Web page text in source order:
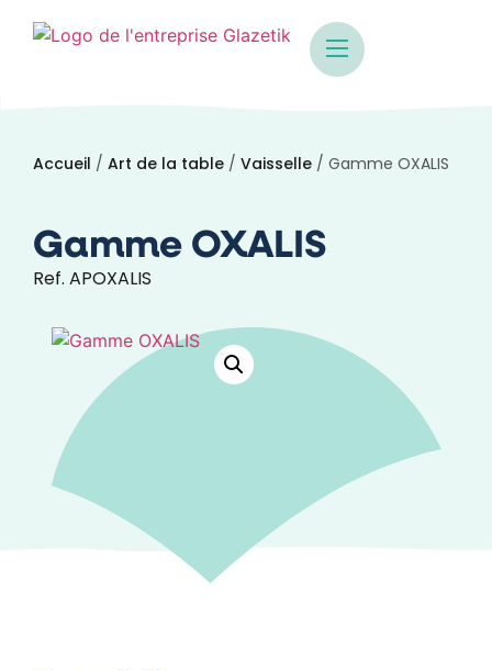
Accueil / Art de la table / Vaisselle / Gamme OXALIS
Gamme OXALIS
Ref. APOXALIS